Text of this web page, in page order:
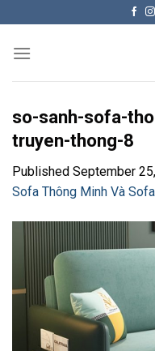
content
so-sanh-sofa-
truyen-thong-8
Published September
Sofa Thông Minh Và